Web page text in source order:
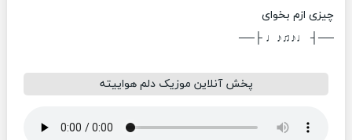
چیزی ازم بخوای
──┤ ♩♪♫♪♩ ├──
پخش آنلاین موزیک دلم هواییته